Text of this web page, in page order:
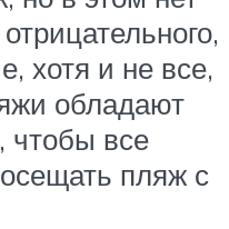
хотя и не все,
обладают
чтобы все
пляж с